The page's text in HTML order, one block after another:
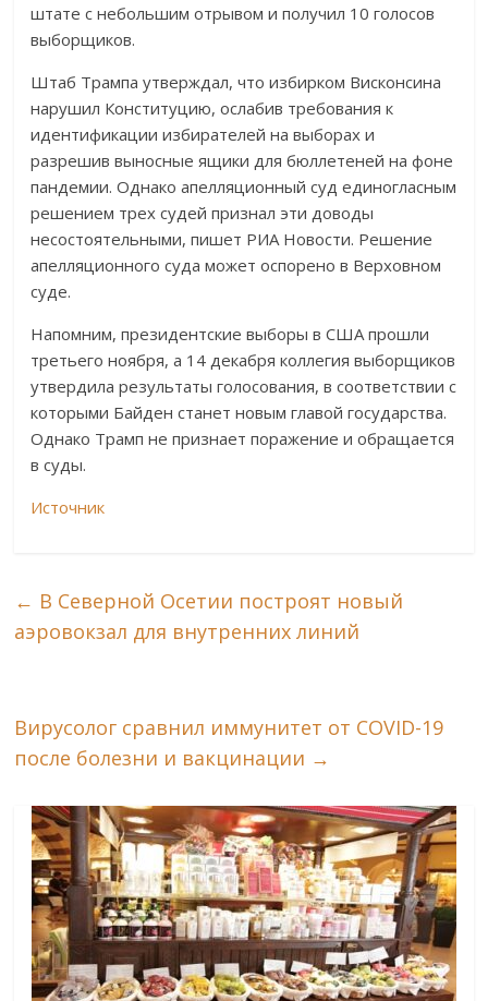
штате с небольшим отрывом и получил 10 голосов
выборщиков.
Штаб Трампа утверждал, что избирком Висконсина
нарушил Конституцию, ослабив требования к
идентификации избирателей на выборах и
разрешив выносные ящики для бюллетеней на фоне
пандемии. Однако апелляционный суд единогласным
решением трех судей признал эти доводы
несостоятельными, пишет РИА Новости. Решение
апелляционного суда может оспорено в Верховном
суде.
Напомним, президентские выборы в США прошли
третьего ноября, а 14 декабря коллегия выборщиков
утвердила результаты голосования, в соответствии с
которыми Байден станет новым главой государства.
Однако Трамп не признает поражение и обращается
в суды.
Источник
← В Северной Осетии построят новый
аэровокзал для внутренних линий
Вирусолог сравнил иммунитет от COVID-19
после болезни и вакцинации →